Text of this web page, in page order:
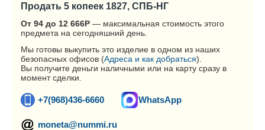
Продать 5 копеек 1827, СПБ-НГ
От 94 до 12 666Р — максимальная стоимость этого
предмета на сегодняшний день.
Мы готовы выкупить это изделие в одном из наших
безопасных офисов (Адреса и как добраться).
Вы получите деньги наличными или на карту сразу в
момент сделки.
+7(968)436-6660 WhatsApp
moneta@nummi.ru